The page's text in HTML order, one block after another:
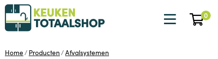
0
Home Producten
Afvalsystemen